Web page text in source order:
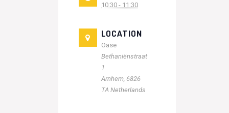
10:30 - 11:30
LOCATION
Oase
Bethaniënstraat
1
Arnhem 6826
TA Netherlands